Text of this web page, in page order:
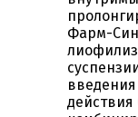
Фарм-